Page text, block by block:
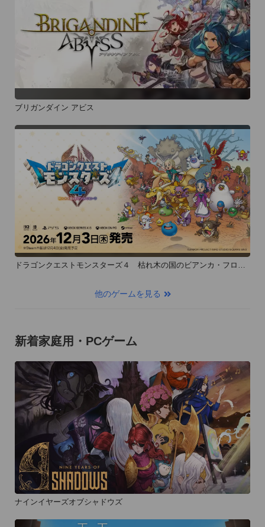
ブリガンダイン アビス
ドラゴンクエストモンスターズ４ 枯れ木の国のビアンカ・フロー
他のゲームを見る
新着家庭用・PCゲーム
ナインイヤーズオブシャドウズ